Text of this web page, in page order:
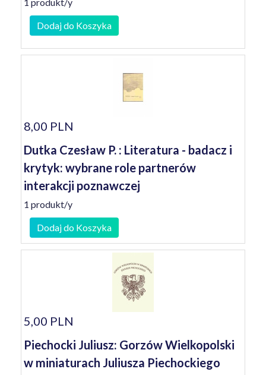
Dodaj do Koszyka
8,00 PLN
Dutka Czesław P. : Literatura - badacz i
krytyk: wybrane role partnerów
interakcji poznawczej
1 produkt/y
Dodaj do Koszyka
5,00 PLN
Piechocki Juliusz: Gorzów Wielkopolski
w miniaturach Juliusza Piechockiego